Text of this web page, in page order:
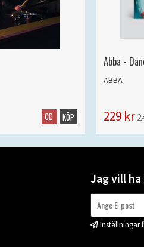
CD KÖP
Abba -
ABBA
229 kr
Jag vill
Inställningar